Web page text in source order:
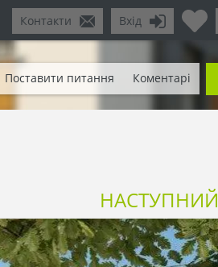
Вхід
Контакти
Поставити питання Коментарі
НАСТУПНИЙ